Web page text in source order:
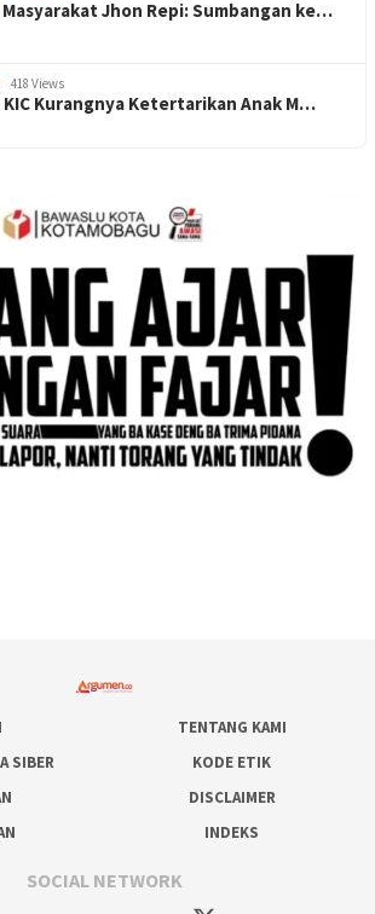
Jhon Repi: Sumbangan ke…
418 Views
Kurangnya Ketertarikan Anak M…
TENTANG KAMI
SIBER
KODE ETIK
DISCLAIMER
INDEKS
SOCIAL NETWORK